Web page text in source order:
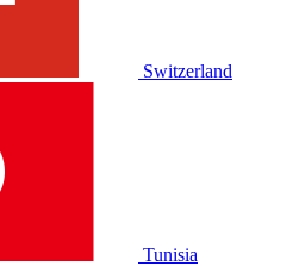
Switzerland
Tunisia